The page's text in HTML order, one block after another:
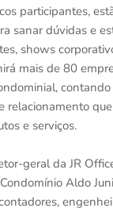
participantes,
sanar dúvidas e
shows
mais de 80
relacionamento
e serviços.
geral da JR
Aldo